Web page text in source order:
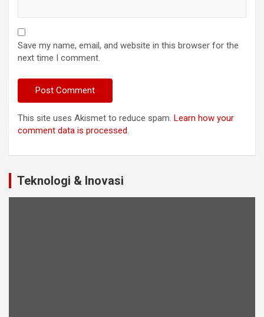
Save my name, email, and website in this browser for the
next time I comment.
This site uses Akismet to reduce spam. Learn how your
comment data is processed.
Teknologi & Inovasi